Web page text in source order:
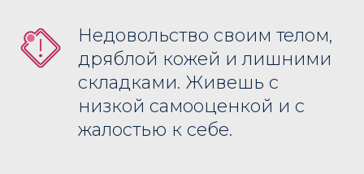
Недовольство своим телом,
дряблой кожей и лишними
складками. Живешь с
низкой самооценкой и с
жалостью к себе.